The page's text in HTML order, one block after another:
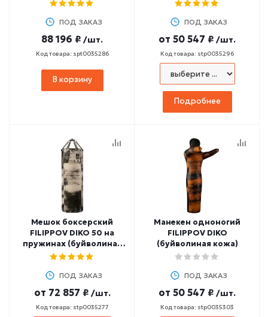
ПОД ЗАКАЗ
88 196 ₽ /шт.
Код товара: spt0035286
В корзину
ПОД ЗАКАЗ
от 50 547 ₽ /шт.
Код товара: stp0035296
Подробнее
Мешок боксерский
FILIPPOV DIKO 50 на
пружинах (буйволиная
кожа)
ПОД ЗАКАЗ
от 72 857 ₽ /шт.
Код товара: stp0035277
Манекен одноногий
FILIPPOV DIKO
(буйволиная кожа)
ПОД ЗАКАЗ
от 50 547 ₽ /шт.
Код товара: stp0035303